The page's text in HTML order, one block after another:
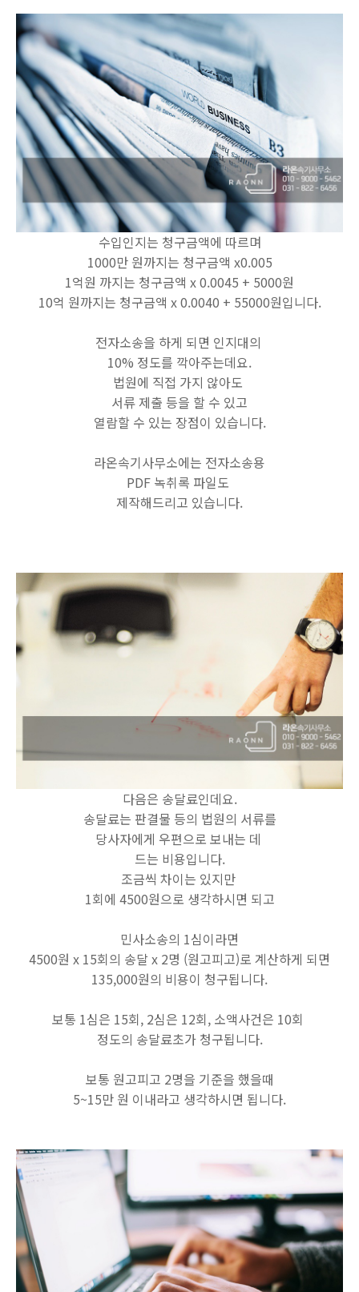
수입인지는 청구금액에 따르며
1000만 원까지는 청구금액 x0.005
1억원 까지는 청구금액 x 0.0045 + 5000원
10억 원까지는 청구금액 x 0.0040 + 55000원입니다.
전자소송을 하게 되면 인지대의
10% 정도를 깍아주는데요.
법원에 직접 가지 않아도
서류 제출 등을 할 수 있고
열람할 수 있는 장점이 있습니다.
라온속기사무소에는 전자소송용
PDF 녹취록 파일도
제작해드리고 있습니다.
다음은 송달료인데요.
송달료는 판결물 등의 법원의 서류를
당사자에게 우편으로 보내는 데
드는 비용입니다.
조금씩 차이는 있지만
1회에 4500원으로 생각하시면 되고
민사소송의 1심이라면
4500원 x 15회의 송달 x 2명 (원고피고)로 계산하게 되면
135,000원의 비용이 청구됩니다.
보통 1심은 15회, 2심은 12회, 소액사건은 10회
정도의 송달료초가 청구됩니다.
보통 원고피고 2명을 기준을 했을때
5~15만 원 이내라고 생각하시면 됩니다.